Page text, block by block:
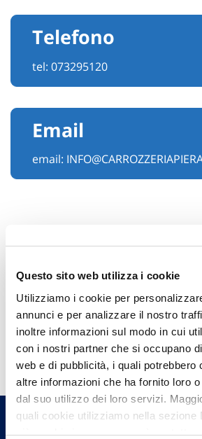
Questo sito web utilizza i cookie
Utilizziamo i cookie per
annunci e per analizzare il nostro
inoltre informazioni sul modo in cui
con i nostri partner che si occupano
web e di pubblicità, i quali potrebbero
altre informazioni che ha fornito loro
dal suo utilizzo dei loro servizi.
quali cookie utilizziamo nella sezione
più su chi siamo, come può
Telefono
tel: 073295120
Email
email:
Hai bisogno di
informazioni?
Trova l'Agenzia più vicina a
un nostro Agente.